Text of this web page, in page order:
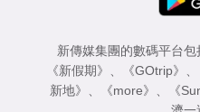
新傳媒集團的數碼平台
《新假期》 、 《GOtrip》 、
新地》 、 《more》 、 《